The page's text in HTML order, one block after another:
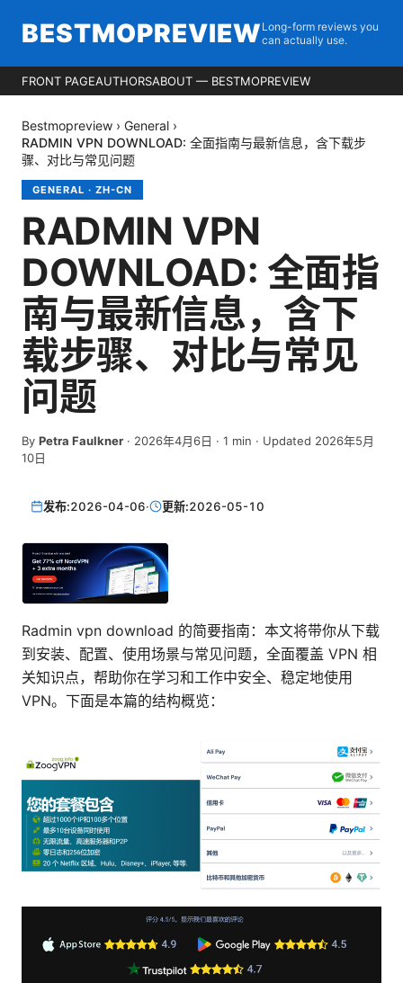
BESTMOPREVIEW Long-form reviews you
can actually use.
FRONT PAGEAUTHORSABOUT — BESTMOPREVIEW
Bestmopreview › General ›
RADMIN VPN DOWNLOAD: 全面指南与最新信息，含下载步
骤、对比与常见问题
GENERAL · ZH-CN
RADMIN VPN
DOWNLOAD: 全面指
南与最新信息，含下
载步骤、对比与常见
问题
By Petra Faulkner · 2026年4月6日 · 1 min · Updated 2026年5月
10日
发布:2026-04-06· 更新:2026-05-10
Radmin vpn download 的简要指南：本文将带你从下载
到安装、配置、使用场景与常见问题，全面覆盖 VPN 相
关知识点，帮助你在学习和工作中安全、稳定地使用
VPN。下面是本篇的结构概览：